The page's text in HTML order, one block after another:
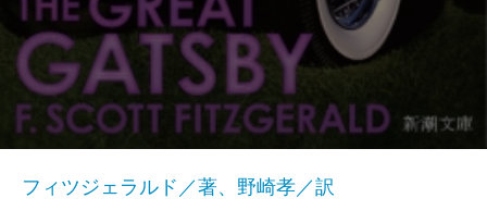
フィツジェラルド／著、野崎孝／訳